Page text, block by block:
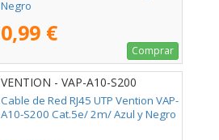
Negro
0,99 €
Comprar
VENTION - VAP-A10-S200
Cable de Red RJ45 UTP Vention VAP-
A10-S200 Cat.5e/ 2m/ Azul y Negro